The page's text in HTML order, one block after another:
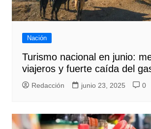
Nación
Turismo nacional en junio:
viajeros y fuerte caída del
Redacción junio 23, 2025 0